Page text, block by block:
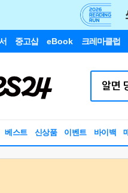
중고샵 eBook 크레마클럽
베스트 신상품 이벤트 바이백